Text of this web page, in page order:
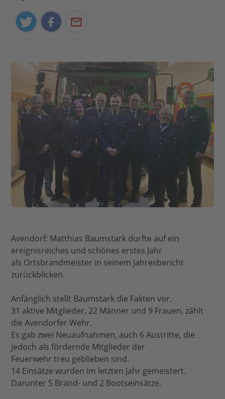
Avendorf: Matthias Baumstark durfte auf ein
ereignisreiches und schönes erstes Jahr
als Ortsbrandmeister in seinem Jahresbericht
zurückblicken.
Anfänglich stellt Baumstark die Fakten vor.
31 aktive Mitglieder, 22 Männer und 9 Frauen, zählt
die Avendorfer Wehr.
Es gab zwei Neuaufnahmen, auch 6 Austritte, die
jedoch als fördernde Mitglieder der
Feuerwehr treu geblieben sind.
14 Einsätze wurden im letzten Jahr gemeistert.
Darunter 5 Brand- und 2 Bootseinsätze.